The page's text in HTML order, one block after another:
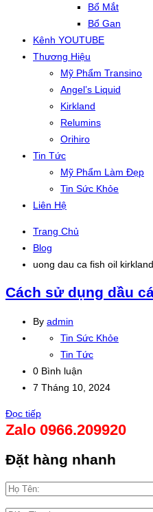
Bổ Mắt
Bổ Gan
Kênh YOUTUBE
Thương Hiệu
Mỹ Phẩm Transino
Angel’s Liquid
Kirkland
Relumins
Orihiro
Tin Tức
Mỹ Phẩm Làm Đẹp
Tin Sức Khỏe
Liên Hệ
Trang Chủ
Blog
uong dau ca fish oil
Cách sử dụng dầu
By admin
Tin Sức Khỏe
Tin Tức
0 Bình luận
7 Tháng 10, 2024
Đọc tiếp
Zalo 0966.209920
Đặt hàng nhanh